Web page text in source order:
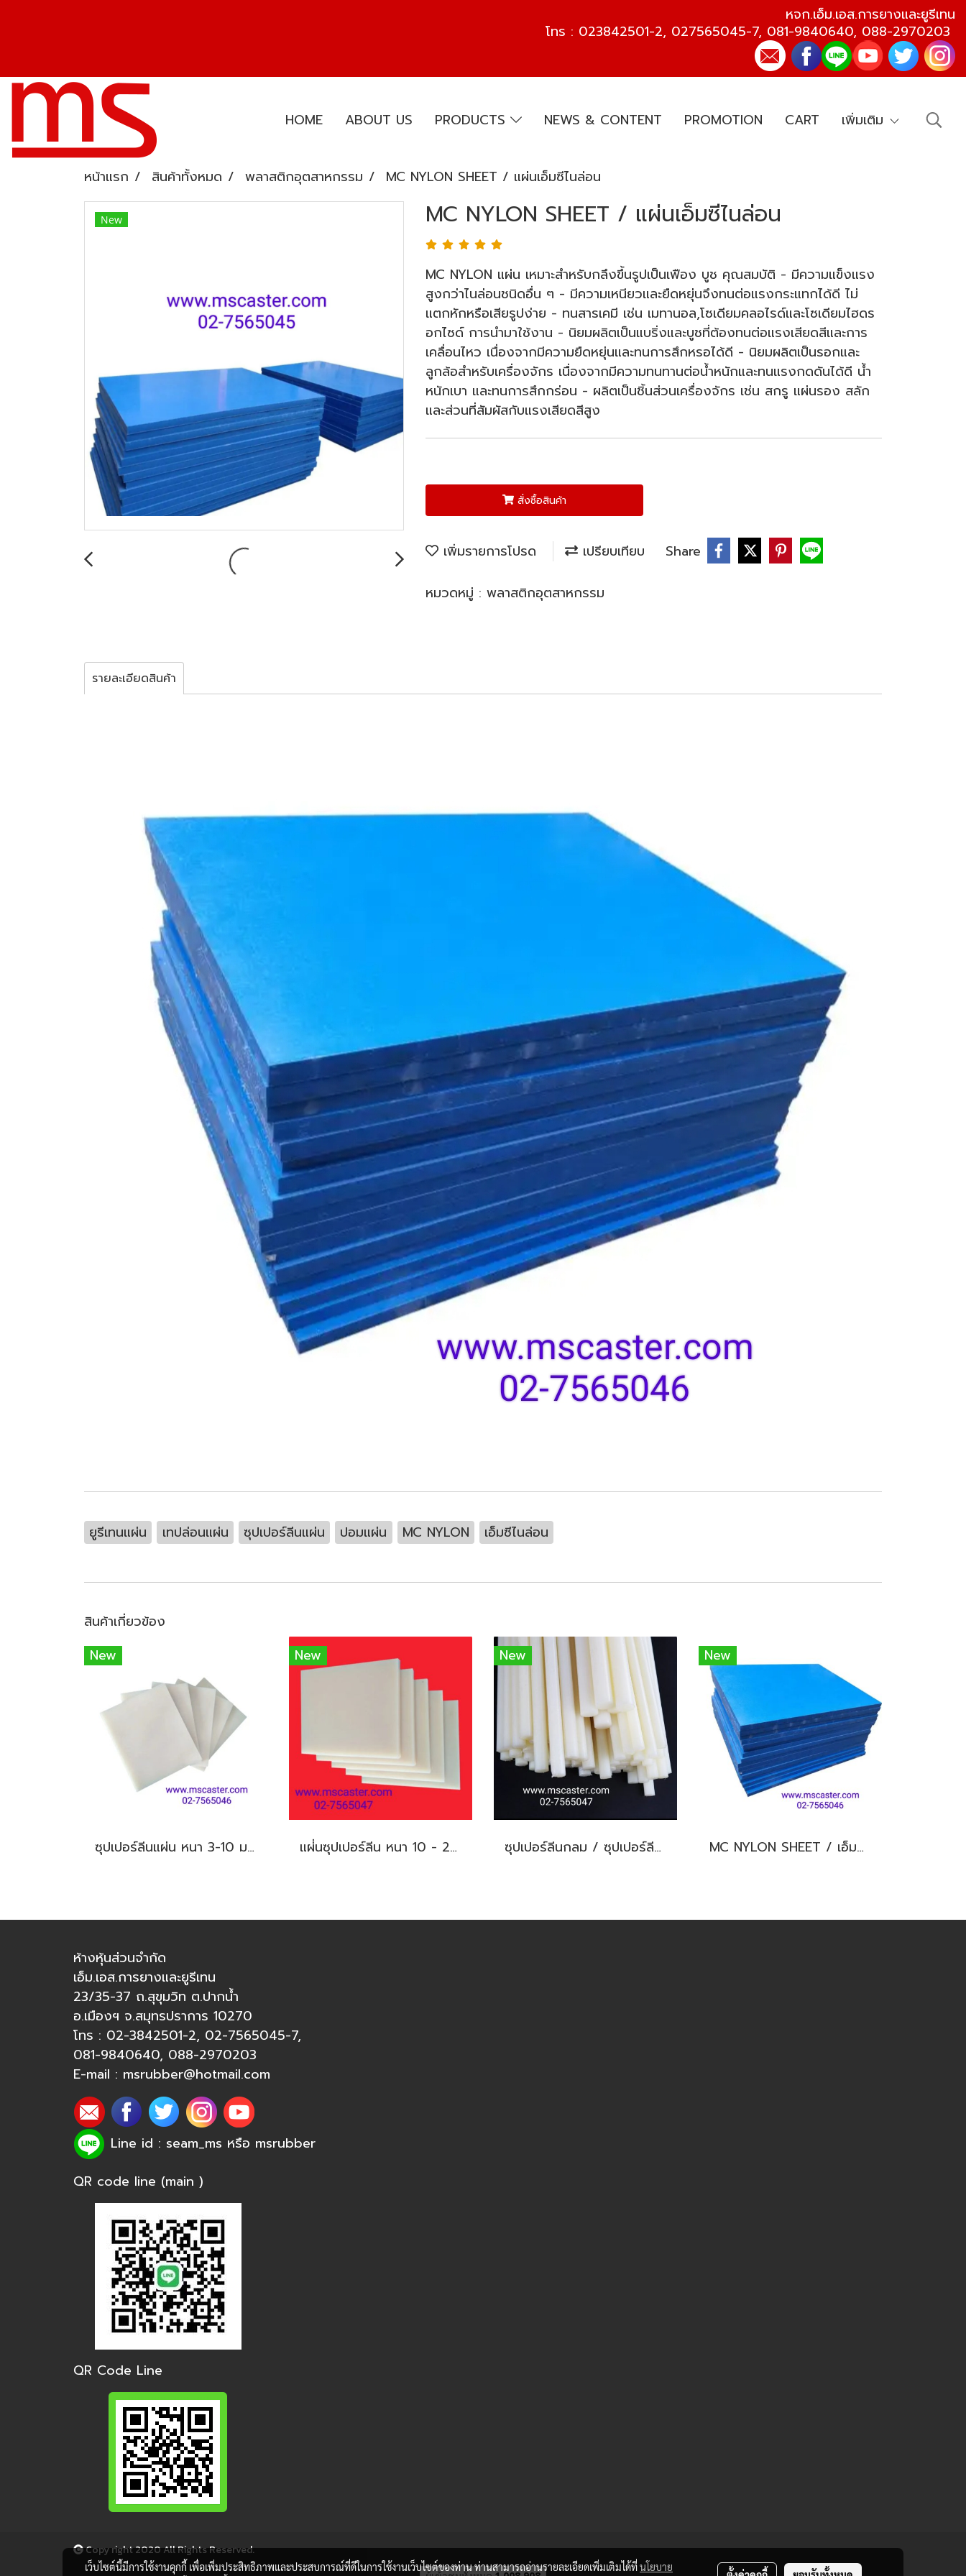
หจก.เอ็ม.เอส.การยางและยูรีเทน
โทร : 023842501-2, 027565045-7, 081-9840640, 088-2970203
HOME ABOUT US PRODUCTS NEWS & CONTENT PROMOTION CART เพิ่มเติม
หน้าแรก สินค้าทั้งหมด พลาสติกอุตสาหกรรม MC NYLON SHEET / แผ่นเอ็มซีไนล่อน
New MC NYLON SHEET / แผ่นเอ็มซีไนล่อน
MC NYLON แผ่น เหมาะสำหรับกลึงขึ้นรูปเป็นเฟือง บูช คุณสมบัติ - มีความแข็งแรง
สูงกว่าไนล่อนชนิดอื่น ๆ - มีความเหนียวและยืดหยุ่นจึงทนต่อแรงกระแทกได้ดี ไม่
แตกหักหรือเสียรูปง่าย - ทนสารเคมี เช่น เมทานอล,โซเดียมคลอไรด์และโซเดียมไฮดร
อกไซด์ การนำมาใช้งาน - นิยมผลิตเป็นแบริ่งและบูชที่ต้องทนต่อแรงเสียดสีและการ
เคลื่อนไหว เนื่องจากมีความยืดหยุ่นและทนการสึกหรอได้ดี - นิยมผลิตเป็นรอกและ
ลูกล้อสำหรับเครื่องจักร เนื่องจากมีความทนทานต่อน้ำหนักและทนแรงกดดันได้ดี น้ำ
หนักเบา และทนการสึกกร่อน - ผลิตเป็นชิ้นส่วนเครื่องจักร เช่น สกรู แผ่นรอง สลัก
และส่วนที่สัมผัสกับแรงเสียดสีสูง
สั่งซื้อสินค้า
เพิ่มรายการโปรด เปรียบเทียบ Share
หมวดหมู่ : พลาสติกอุตสาหกรรม
รายละเอียดสินค้า
ยูรีเทนแผ่น เทปล่อนแผ่น ซุปเปอร์ลีนแผ่น ปอมแผ่น MC NYLON เอ็มซีไนล่อน
สินค้าเกี่ยวข้อง
New
ซุปเปอร์ลีนแผ่น หนา 3-10 มม. / ไนล่อนแผ่น หนา 3 - 10 มม.
New
แผ่่นซุปเปอร์ลีน หนา 10 - 20 มม. / แผ่นไนล่อนหนา 10 - 20 มม.
New
ซุปเปอร์ลีนกลม / ซุปเปอร์ลีนแท่ง
New
MC NYLON SHEET / เอ็มซีไนล่อนแผ่น หนา 40 - 50 มม.
ห้างหุ้นส่วนจำกัด
เอ็ม.เอส.การยางและยูรีเทน
23/35-37 ถ.สุขุมวิท ต.ปากน้ำ
อ.เมืองฯ จ.สมุทรปราการ 10270
โทร : 02-3842501-2, 02-7565045-7,
081-9840640, 088-2970203
E-mail : msrubber@hotmail.com
Line id : seam_ms หรือ msrubber
QR code line (main )
QR Code Line
Copy right 2020 All Rights Reserved.
เว็บไซต์นี้มีการใช้งานคุกกี้ เพื่อเพิ่มประสิทธิภาพและประสบการณ์ที่ดีในการใช้งานเว็บไซต์ของท่าน ท่านสามารถอ่านรายละเอียดเพิ่มเติมได้ที่นโยบาย